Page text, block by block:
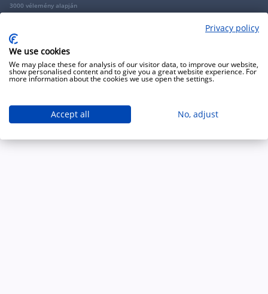
3000 vélemény alapján
Privacy policy
We use cookies
We may place these for analysis of our visitor data, to improve our website,
show personalised content and to give you a great website experience. For
more information about the cookies we use open the settings.
Accept all No, adjust